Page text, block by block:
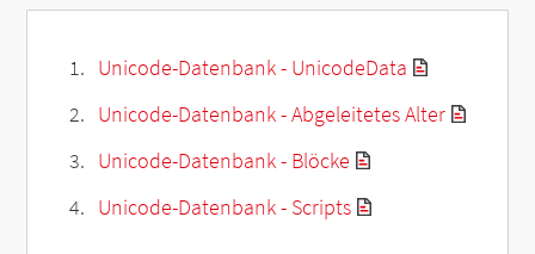
Unicode-Datenbank - UnicodeData
Unicode-Datenbank - Abgeleitetes Alter
Unicode-Datenbank - Blöcke
Unicode-Datenbank - Scripts